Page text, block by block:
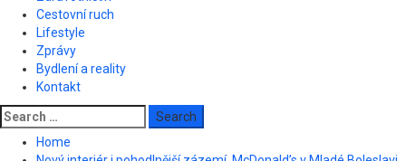
Cestovní ruch
Lifestyle
Zprávy
Bydlení a reality
Kontakt
Search
for:
Home